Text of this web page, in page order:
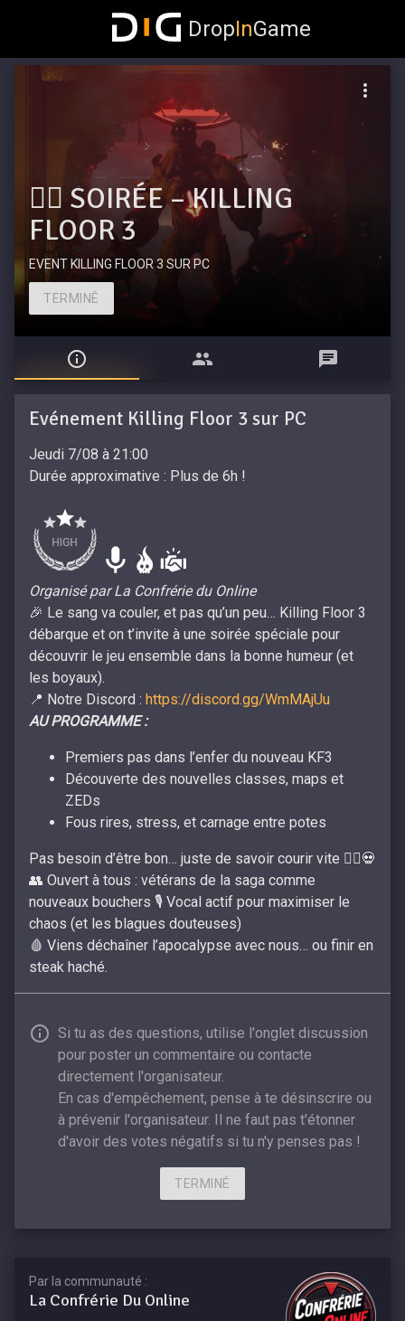
DropInGame
🧟‍♂️ SOIRÉE – KILLING
FLOOR 3
EVENT KILLING FLOOR 3 SUR PC
TERMINÉ
Evénement Killing Floor 3 sur PC
Jeudi 7/08 à 21:00
Durée approximative : Plus de 6h !
Organisé par La Confrérie du Online
🎉 Le sang va couler, et pas qu’un peu… Killing Floor 3
débarque et on t’invite à une soirée spéciale pour
découvrir le jeu ensemble dans la bonne humeur (et
les boyaux).
📍 Notre Discord : https://discord.gg/WmMAjUu
AU PROGRAMME :
Premiers pas dans l’enfer du nouveau KF3
Découverte des nouvelles classes, maps et
ZEDs
Fous rires, stress, et carnage entre potes
Pas besoin d’être bon… juste de savoir courir vite 🏃‍♂️💀
👥 Ouvert à tous : vétérans de la saga comme
nouveaux bouchers 🎙️ Vocal actif pour maximiser le
chaos (et les blagues douteuses)
🩸 Viens déchaîner l’apocalypse avec nous… ou finir en
steak haché.
Si tu as des questions, utilise l'onglet discussion
pour poster un commentaire ou contacte
directement l'organisateur.
En cas d'empêchement, pense à te désinscrire ou
à prévenir l'organisateur. Il ne faut pas t'étonner
d'avoir des votes négatifs si tu n'y penses pas !
TERMINÉ
Par la communauté :
La Confrérie Du Online